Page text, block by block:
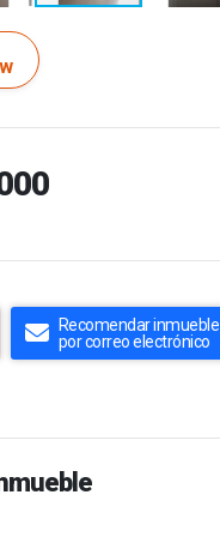
Recomendar inmueble
por correo electrónico